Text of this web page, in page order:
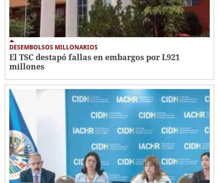
DESEMBOLSOS MILLONARIOS
El TSC destapó fallas en embargos por L921
millones